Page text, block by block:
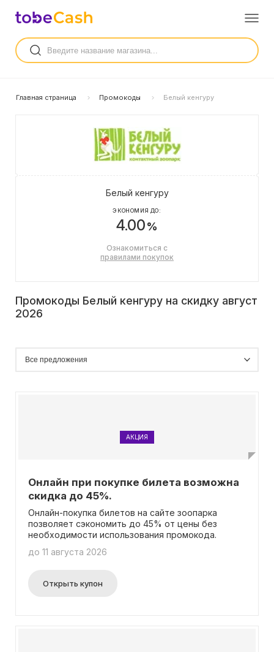
Главная страница Промокоды Белый кенгуру
Белый кенгуру
ЭКОНОМИЯ ДО:
4.00%
Ознакомиться с
правилами покупок
Промокоды Белый кенгуру на скидку август
2026
АКЦИЯ
Онлайн при покупке билета возможна
скидка до 45%.
Онлайн-покупка билетов на сайте зоопарка
позволяет сэкономить до 45% от цены без
необходимости использования промокода.
до 11 августа 2026
Открыть купон